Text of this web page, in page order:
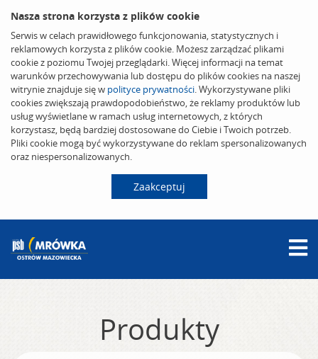
Nasza strona korzysta z plików cookie
Serwis w celach prawidłowego funkcjonowania, statystycznych i
reklamowych korzysta z plików cookie. Możesz zarządzać plikami
cookie z poziomu Twojej przeglądarki. Więcej informacji na temat
warunków przechowywania lub dostępu do plików cookies na naszej
witrynie znajduje się w polityce prywatności. Wykorzystywane pliki
cookies zwiększają prawdopodobieństwo, że reklamy produktów lub
usług wyświetlane w ramach usług internetowych, z których
korzystasz, będą bardziej dostosowane do Ciebie i Twoich potrzeb.
Pliki cookie mogą być wykorzystywane do reklam spersonalizowanych
oraz niespersonalizowanych.
Zaakceptuj
Produkty